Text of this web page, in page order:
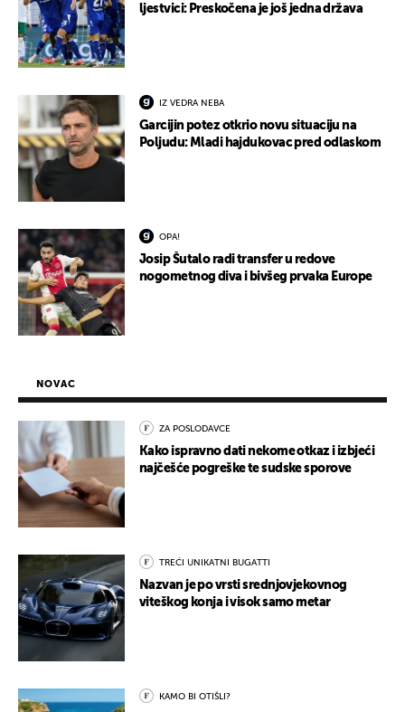
ljestvici: Preskočena je još jedna država
IZ VEDRA NEBA
Garcijin potez otkrio novu situaciju na
Poljudu: Mladi hajdukovac pred odlaskom
OPA!
Josip Šutalo radi transfer u redove
nogometnog diva i bivšeg prvaka Europe
NOVAC
ZA POSLODAVCE
Kako ispravno dati nekome otkaz i izbjeći
najčešće pogreške te sudske sporove
TREĆI UNIKATNI BUGATTI
Nazvan je po vrsti srednjovjekovnog
viteškog konja i visok samo metar
KAMO BI OTIŠLI?